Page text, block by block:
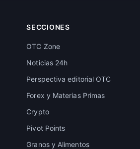
SECCIONES
OTC Zone
Noticias 24h
Perspectiva editorial OTC
Forex y Materias Primas
Crypto
Pivot Points
Granos y Alimentos